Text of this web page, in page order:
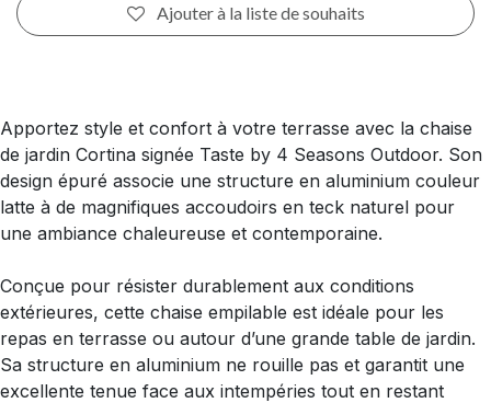
Ajouter à la liste de souhaits
Apportez style et confort à votre terrasse avec la chaise
de jardin Cortina signée Taste by 4 Seasons Outdoor. Son
design épuré associe une structure en aluminium couleur
latte à de magnifiques accoudoirs en teck naturel pour
une ambiance chaleureuse et contemporaine.
Conçue pour résister durablement aux conditions
extérieures, cette chaise empilable est idéale pour les
repas en terrasse ou autour d’une grande table de jardin.
Sa structure en aluminium ne rouille pas et garantit une
excellente tenue face aux intempéries tout en restant